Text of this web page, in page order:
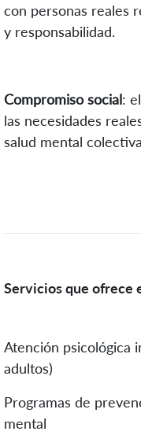
con personas reales
y responsabilidad.
Compromiso social:
las necesidades
salud mental
Servicios que ofrece
Atención psicológica
adultos)
Programas de
mental